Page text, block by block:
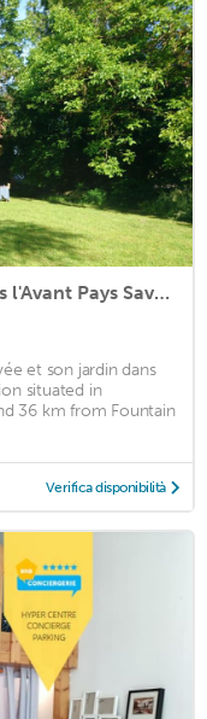
Grange rénovée et son jardin dans l'Avant Pays Savoyard
et son jardin dans
situated in
36 km from Fountain
Verifica disponibilità